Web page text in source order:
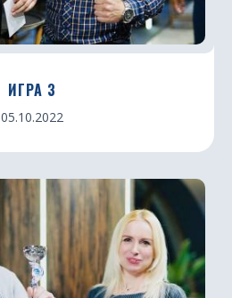
ИГРА 3
05.10.2022